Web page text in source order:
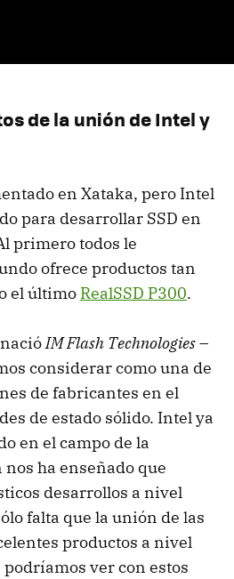
de la unión de Intel y
en Xataka, pero Intel
para desarrollar SSD en
primero todos le
ofrece productos tan
el último RealSSD P300.
IM Flash Technologies–
considerar como una de
de fabricantes en el
de estado sólido. Intel ya
en el campo de la
ha enseñado que
desarrollos a nivel
falta que la unión de las
productos a nivel
podríamos ver con estos